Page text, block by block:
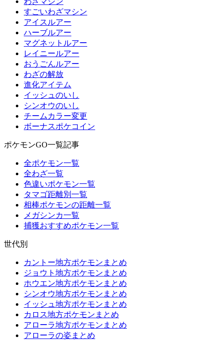
すごいわざマシン
アイスルアー
ハーブルアー
マグネットルアー
レイニールアー
おうごんルアー
わざの解放
進化アイテム
イッシュのいし
シンオウのいし
チームカラー変更
ボーナスポケコイン
ポケモンGO一覧記事
全ポケモン一覧
全わざ一覧
色違いポケモン一覧
タマゴ距離別一覧
相棒ポケモンの距離一覧
メガシンカ一覧
捕獲おすすめポケモン一覧
世代別
カントー地方ポケモンまとめ
ジョウト地方ポケモンまとめ
ホウエン地方ポケモンまとめ
シンオウ地方ポケモンまとめ
イッシュ地方ポケモンまとめ
カロス地方ポケモンまとめ
アローラ地方ポケモンまとめ
アローラの姿まとめ